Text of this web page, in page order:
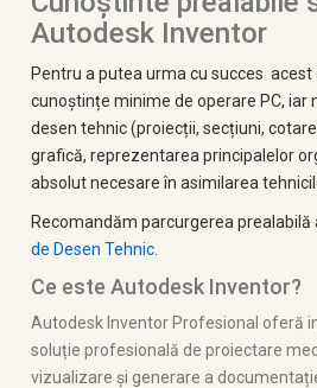
Autodesk Inventor
Pentru a putea urma cu succes acest
cunoștințe minime de operare PC, iar
desen tehnic (proiecții, secțiuni,
grafică, reprezentarea principalelor
absolut necesare în asimilarea
Recomandăm parcurgerea prealabilă
de Desen Tehnic
Ce este Autodesk Inventor?
Autodesk Inventor Profesional oferă
soluție profesională de proiectare
vizualizare și generare a